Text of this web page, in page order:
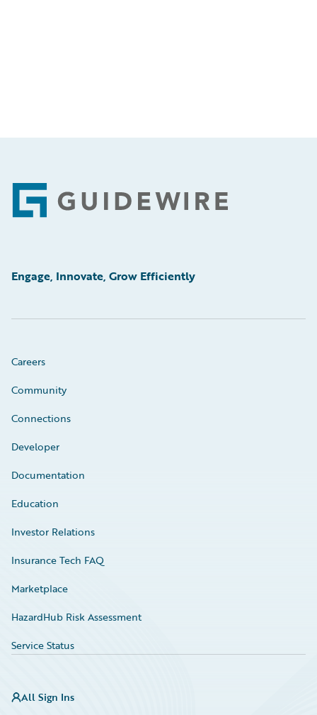
Footer
Engage, Innovate, Grow Efficiently
Careers
Community
Connections
Developer
Documentation
Education
Investor Relations
Insurance Tech FAQ
Marketplace
HazardHub Risk Assessment
Service Status
All Sign Ins